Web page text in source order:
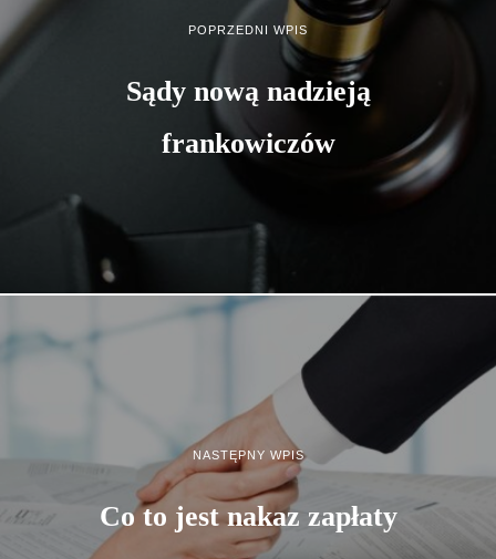
POPRZEDNI WPIS
Sądy nową nadzieją
frankowiczów
NASTĘPNY WPIS
Co to jest nakaz zapłaty